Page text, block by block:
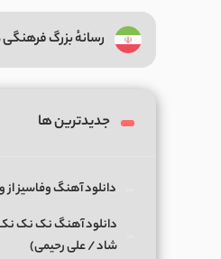
رسانهٔ بزرگ
جدیدترین ها
دانلود آهنگ وفاسیز
دانلود آهنگ نک نک
شاد / علی رحیمی)